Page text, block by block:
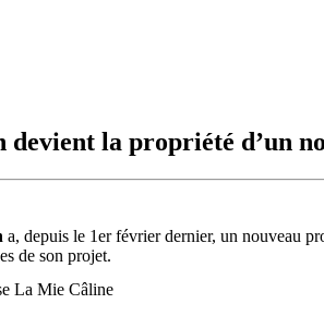
la propriété d’un
a, depuis le 1er février dernier, un nouveau
de son projet.
La Mie Câline